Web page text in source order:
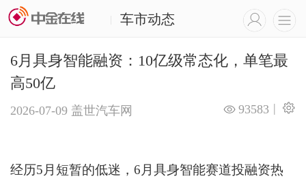
车市动态
6月具身智能融资：10亿级常态化，单笔最
高50亿
2026-07-09 盖世汽车网 |
93583
经历5月短暂的低迷，6月具身智能赛道投融资热